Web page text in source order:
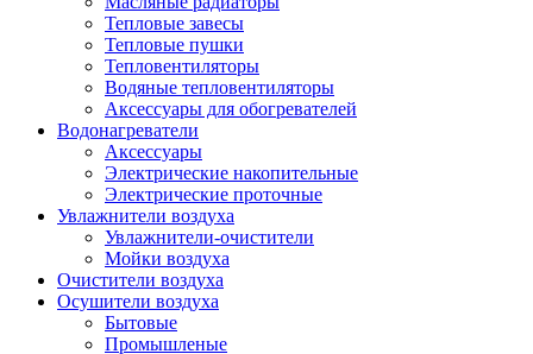
Тепловые завесы
Тепловые пушки
Тепловентиляторы
Водяные тепловентиляторы
Аксессуары для обогревателей
Водонагреватели
Аксессуары
Электрические накопительные
Электрические проточные
Увлажнители воздуха
Увлажнители-очистители
Мойки воздуха
Очистители воздуха
Осушители воздуха
Бытовые
Промышленые